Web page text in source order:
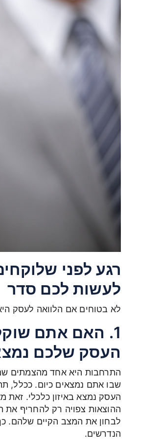
רגע לפני
לעשות לכם סדר
לא בטוחים אם הלוואה לעסק
1. האם אתם
העסק שלכם
התרחבות היא אחד מהצמתים
שבו אתם נמצאים כיום. ככלל,
העסק נמצא באיזון כלכלי.
ההוצאות צפויה רק להחריף את
לבחון את המצב הקיים שלהם.
הנדרשים.